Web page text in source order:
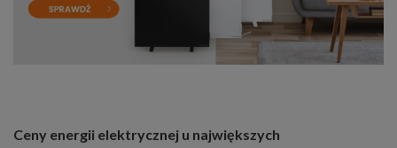
Ceny energii elektrycznej u największych